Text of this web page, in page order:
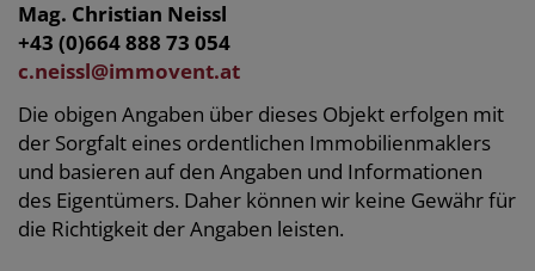
Mag. Christian Neissl
+43 (0)664 888 73 054
c.neissl@immovent.at
Die obigen Angaben über dieses Objekt erfolgen mit
der Sorgfalt eines ordentlichen Immobilienmaklers
und basieren auf den Angaben und Informationen
des Eigentümers. Daher können wir keine Gewähr für
die Richtigkeit der Angaben leisten.